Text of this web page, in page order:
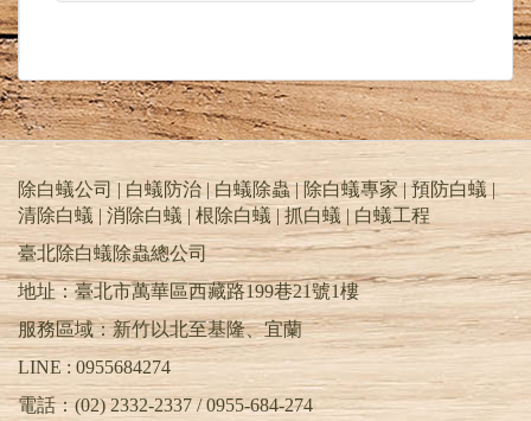
悍菌遁 鄰-苯甲基對氯酚 4.5%W/W
環 署 衛 製 字 第1183號
好樂敉得 氯胺 100%
環署衛輸字第0482號
迪森除臭殺菌劑
獲美國FDA及我國衛生署核可，不具刺激
性、無色、無味
在使用濃度200 ppm時30秒時間具有99.9%之
殺菌消毒效用。
軟硬水、冷熱水、含有機物、酸性或鹼性等
水質都能用來稀釋。
除白蟻公司 | 白蟻防治 | 白蟻除蟲 | 除白蟻專家 | 預防白蟻 |
清除白蟻 | 消除白蟻 | 根除白蟻 | 抓白蟻 | 白蟻工程
臺北除白蟻除蟲總公司
地址：臺北市萬華區西藏路199巷21號1樓
服務區域：新竹以北至基隆、宜蘭
LINE : 0955684274
電話：(02) 2332-2337 / 0955-684-274